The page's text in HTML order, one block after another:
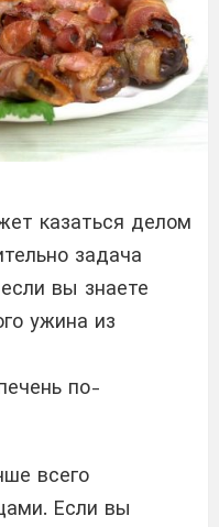
казаться делом
задача
вы знаете
ужина из
по-
всего
Если вы